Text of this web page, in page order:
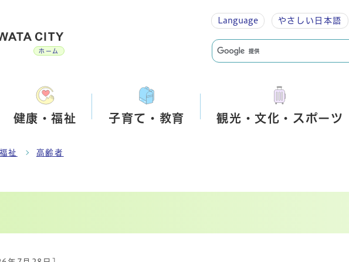
ホーム
Language やさしい 日本語
健康・福祉 子育て・教育 観光・文化・スポーツ
祉 高齢者